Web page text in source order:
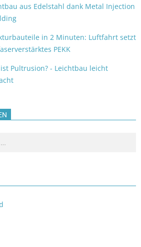
aus Edelstahl dank Metal Injection
in 2 Minuten: Luftfahrt setzt
PEKK
Pultrusion? - Leichtbau leicht